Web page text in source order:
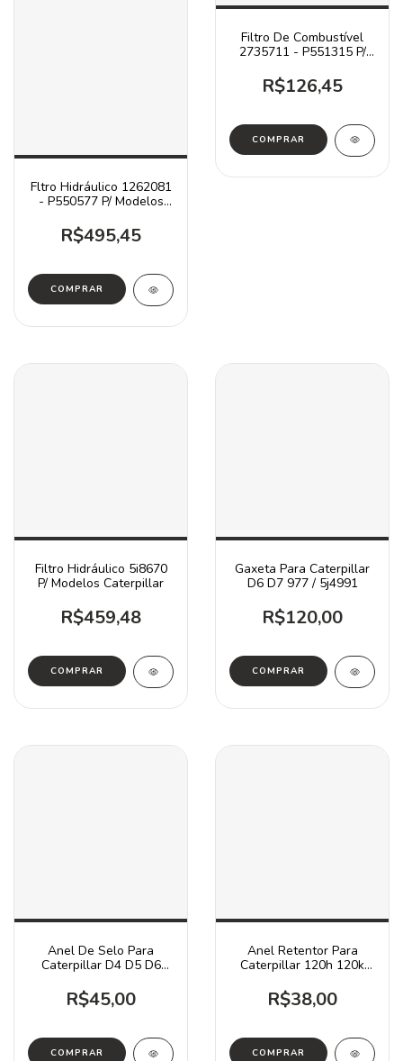
Fltro Hidráulico 1262081
- P550577 P/ Modelos
R$495,45
Filtro De Combustível
2735711 - P551315 P/
R$126,45
Filtro Hidráulico 5i8670
P/ Modelos Caterpillar
R$459,48
Gaxeta Para Caterpillar
D6 D7 977 / 5j4991
R$120,00
Anel De Selo Para
Caterpillar D4 D5 D6
R$45,00
Anel Retentor Para
Caterpillar 120h 120k
R$38,00